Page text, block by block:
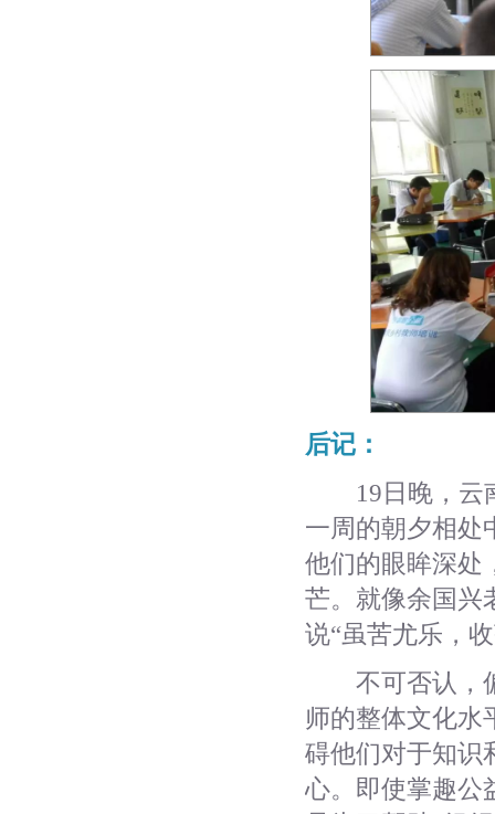
后记：
19日晚，云南
一周的朝夕相处
他们的眼眸深处
芒。就像余国兴
说“虽苦尤乐，
不可否认，偏
师的整体文化水
碍他们对于知识
心。即使掌趣公